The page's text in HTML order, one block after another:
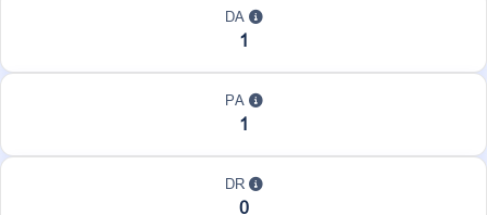
DA
1
PA
1
DR
0